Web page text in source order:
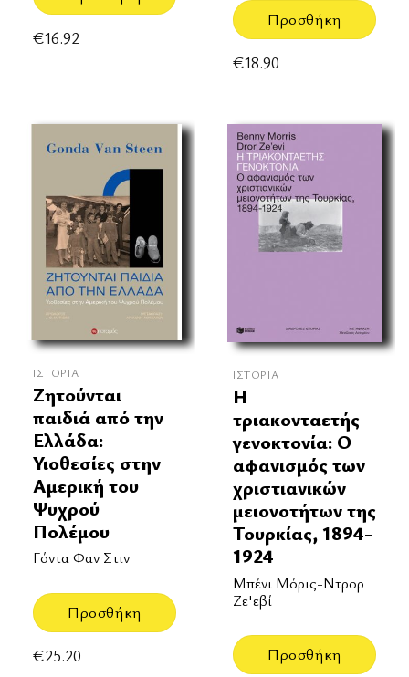
€16.92
Προσθήκη
€18.90
ΙΣΤΟΡΊΑ
Ζητούνται
παιδιά από την
Ελλάδα:
Υιοθεσίες στην
Αμερική του
Ψυχρού
Πολέμου
Γόντα Φαν Στιν
Προσθήκη
€25.20
ΙΣΤΟΡΊΑ
Η
τριακονταετής
γενοκτονία: Ο
αφανισμός των
χριστιανικών
μειονοτήτων της
Τουρκίας, 1894-
1924
Μπένι Μόρις-Ντρορ
Ζε'εβί
Προσθήκη